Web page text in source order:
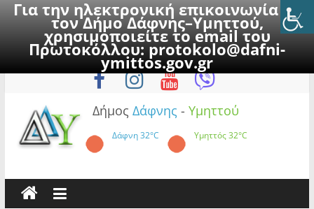
Για την ηλεκτρονική επικοινωνία με
τον Δήμο Δάφνης–Υμηττού,
χρησιμοποιείτε το email του
Πρωτοκόλλου:protokolo@dafni-
ymittos.gov.gr
to
Πέμπτη, 6 Αυγούστου 2026
Δήμος Δάφνης - Υμηττού
Δάφνη32°C Υμηττός32°C